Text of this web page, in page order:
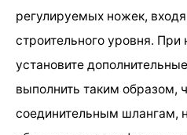
регулируемых ножек,
строительного уровня. При
установите
выполнить таким образом,
соединительным шлангам,